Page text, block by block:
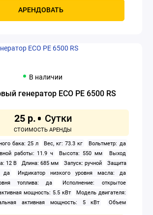
АРЕНДОВАТЬ
В наличии
генератор ECO PE 6500 RS
25 р.
бака: 25 л Вес, кг: 73.3 кг
Вольтметр: да
работы: 11.9 ч
Высота: 550 мм
Выход
12 В
Длина: 685 мм Запуск: ручной
Защита
да
Индикатор низкого уровня масла: да
топлива: да
Исполнение: открытое
мощность: 5.5 кВт
Модель двигателя:
активная мощность: 5 кВт
Объем